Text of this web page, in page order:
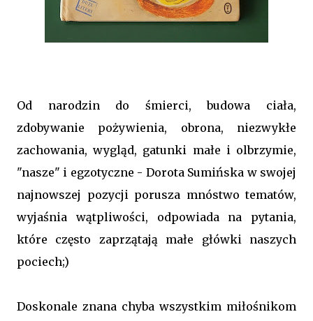
Od narodzin do śmierci, budowa ciała,
zdobywanie pożywienia, obrona, niezwykłe
zachowania, wygląd, gatunki małe i olbrzymie,
"nasze" i egzotyczne - Dorota Sumińska w swojej
najnowszej pozycji porusza mnóstwo tematów,
wyjaśnia wątpliwości, odpowiada na pytania,
które często zaprzątają małe główki naszych
pociech;)
Doskonale znana chyba wszystkim miłośnikom